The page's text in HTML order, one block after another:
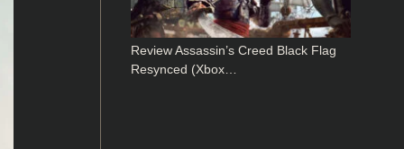
Review Assassin’s Creed Black Flag
Resynced (Xbox…